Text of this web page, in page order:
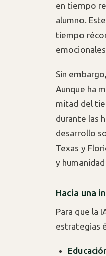
en tiempo
alumno.
tiempo
Sin
Aunque ha
mitad del
durante las
desarrollo
Texas y
y
Hacia una
Para que la
estrategias